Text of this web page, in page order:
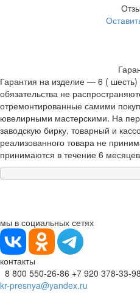
Гарантия на изделие — 6 (
обязательства не
отремонтированные самими
ювелирными мастерскими. На
заводскую бирку, товарный и
реализованного товара не
принимаются в течение 6
мы в социальных сетях
контакты
8 800 550-26-86 +7 920 378-33-98
kr-presnya@yandex.ru